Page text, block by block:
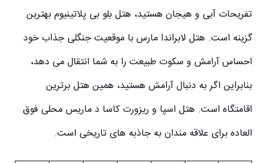
تفریحات آبی و هیجان هستید، هتل بلو بی پلاتینیوم بهترین
گزینه است. هتل لابراندا مارس با موقعیت جنگلی جذاب خود
احساس آرامش و سکوت طبیعت را به شما انتقال می دهد،
بنابراین اگر به دنبال آرامش هستید، همین هتل برترین
اقامتگاه است. هتل اسپا و ریزورت کاسا د ماریس محلی فوق
العاده برای علاقه مندان به جاذبه های تاریخی است.